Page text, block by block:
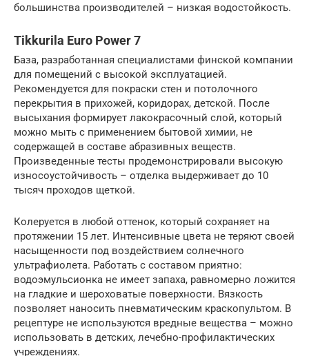
большинства производителей – низкая водостойкость.
Tikkurila Euro Power 7
База, разработанная специалистами финской компании
для помещений с высокой эксплуатацией.
Рекомендуется для покраски стен и потолочного
перекрытия в прихожей, коридорах, детской. После
высыхания формирует лакокрасочный слой, который
можно мыть с применением бытовой химии, не
содержащей в составе абразивных веществ.
Произведенные тесты продемонстрировали высокую
износоустойчивость – отделка выдерживает до 10
тысяч проходов щеткой.
Колеруется в любой оттенок, который сохраняет на
протяжении 15 лет. Интенсивные цвета не теряют своей
насыщенности под воздействием солнечного
ультрафиолета. Работать с составом приятно:
водоэмульсионка не имеет запаха, равномерно ложится
на гладкие и шероховатые поверхности. Вязкость
позволяет наносить пневматическим краскопультом. В
рецептуре не используются вредные вещества – можно
использовать в детских, лечебно-профилактических
учреждениях.